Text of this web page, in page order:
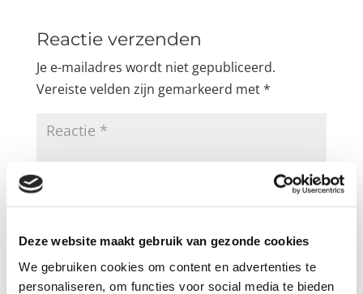
Deze website maakt gebruik van gezonde cookies
We gebruiken cookies om content en advertenties te
personaliseren, om functies voor social media te bieden
Reactie verzenden
Je e-mailadres wordt niet gepubliceerd.
Vereiste velden zijn gemarkeerd met*